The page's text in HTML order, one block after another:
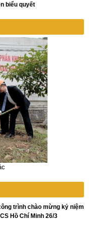
biểu quyết
trình chào mừng kỷ niệm
Hồ Chí Minh 26/3